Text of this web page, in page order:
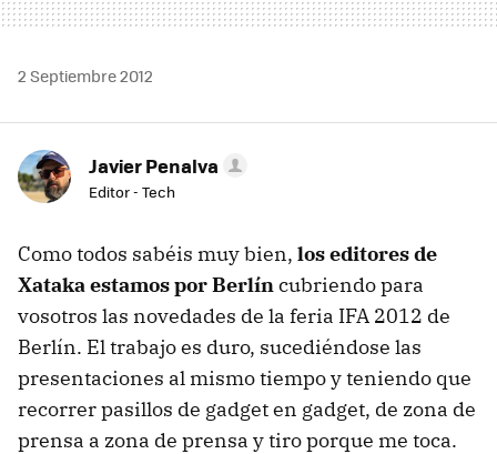
2 Septiembre 2012
Javier Penalva
Editor - Tech
Como todos sabéis muy bien, los editores de
Xataka estamos por Berlíncubriendo para
vosotros las novedades de la feria IFA 2012 de
Berlín. El trabajo es duro, sucediéndose las
presentaciones al mismo tiempo y teniendo que
recorrer pasillos de gadget en gadget, de zona de
prensa a zona de prensa y tiro porque me toca.